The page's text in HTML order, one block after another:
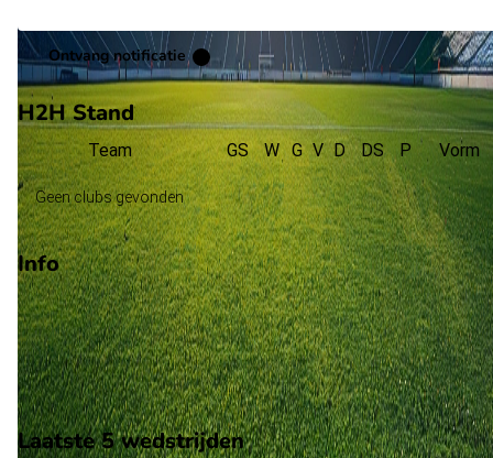
Ontvang notificatie
H2H Stand
Team GS W G V D DS P Vorm
Geen clubs gevonden
Info
Op 24 september 2023 gaat Vilar de Perdizes de strijd aan
CF Vasco da Gama. De wedstrijd wordt afgetrapt om 10:00
wordt gespeeld in de Taça de Portugal.
Stadion: Onbekend
Scheidsrechter: Onbekend
Laatste 5 wedstrijden